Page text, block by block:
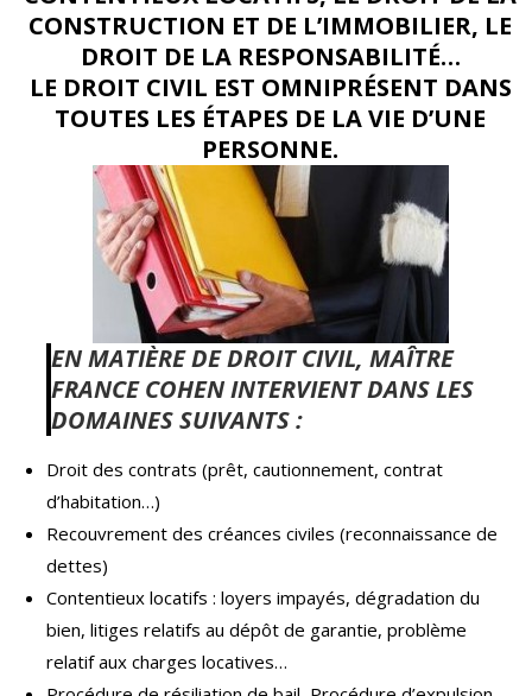
CONSTRUCTION ET DE L’IMMOBILIER, LE
DROIT DE LA RESPONSABILITÉ…
LE DROIT CIVIL EST OMNIPRÉSENT DANS
TOUTES LES ÉTAPES DE LA VIE D’UNE
PERSONNE.
EN MATIÈRE DE DROIT CIVIL, MAÎTRE
FRANCE COHEN INTERVIENT DANS LES
DOMAINES SUIVANTS :
Droit des contrats (prêt, cautionnement, contrat
d’habitation…)
Recouvrement des créances civiles (reconnaissance de
dettes)
Contentieux locatifs : loyers impayés, dégradation du
bien, litiges relatifs au dépôt de garantie, problème
relatif aux charges locatives…